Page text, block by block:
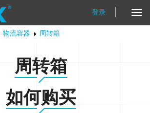
登录
物流容器 周转箱
周转箱
如何购买